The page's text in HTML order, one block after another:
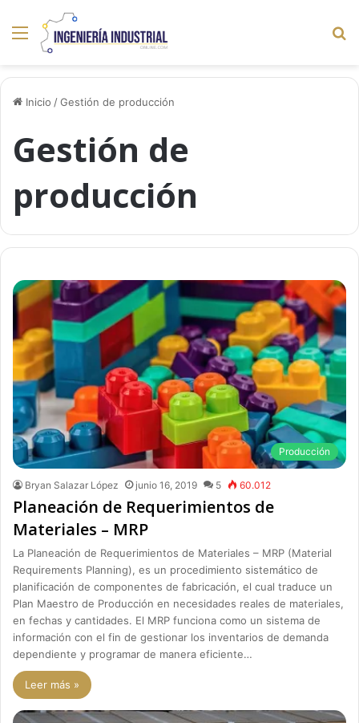
Menú
Inicio /Gestión de producción
Gestión de
producción
Producción
Bryan Salazar López junio 16, 2019 5 60.012
Planeación de Requerimientos de
Materiales – MRP
La Planeación de Requerimientos de Materiales – MRP (Material
Requirements Planning), es un procedimiento sistemático de
planificación de componentes de fabricación, el cual traduce un
Plan Maestro de Producción en necesidades reales de materiales,
en fechas y cantidades. El MRP funciona como un sistema de
información con el fin de gestionar los inventarios de demanda
dependiente y programar de manera eficiente…
Leer más »